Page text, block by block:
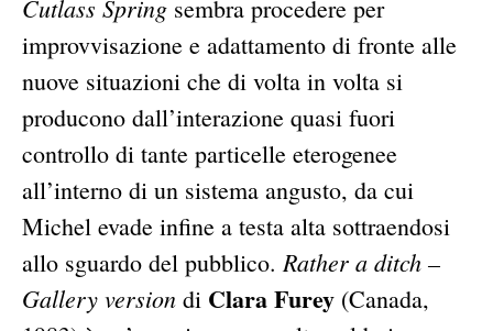
Cutlass Spring sembra procedere per
improvvisazione e adattamento di fronte alle
nuove situazioni che di volta in volta si
producono dall’interazione quasi fuori
controllo di tante particelle eterogenee
all’interno di un sistema angusto, da cui
Michel evade infine a testa alta sottraendosi
allo sguardo del pubblico.Rather a ditch –
Gallery version di Clara Furey (Canada,